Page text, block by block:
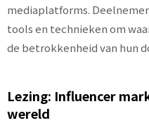
mediaplatforms.
tools en technieken om
de betrokkenheid van hun
Lezing: Influencer
wereld